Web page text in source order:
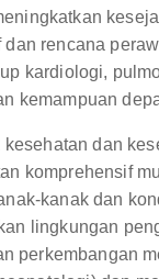
dan rencana
kardiologi,
kemampuan
dan
komprehensif
kanak dan
lingkungan
perkembangan